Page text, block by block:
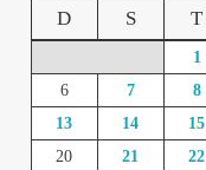
D S T
1
6
7 8
13
14 15
20
21 22